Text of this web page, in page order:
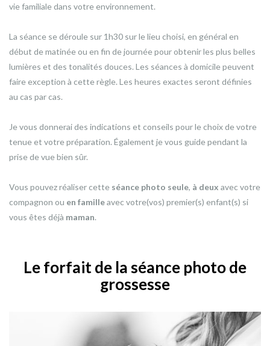
vie familiale dans votre environnement.
La séance se déroule sur 1h30 sur le lieu choisi, en général en
début de matinée ou en fin de journée pour obtenir les plus belles
lumières et des tonalités douces. Les séances à domicile peuvent
faire exception à cette règle. Les heures exactes seront définies
au cas par cas.
Je vous donnerai des indications et conseils pour le choix de votre
tenue et votre préparation. Également je vous guide pendant la
prise de vue bien sûr.
Vous pouvez réaliser cette séance photo seule, à deux avec votre
compagnon ou en familleavec votre(vos) premier(s) enfant(s) si
vous êtes déjà maman.
Le forfait de la séance photo de
grossesse